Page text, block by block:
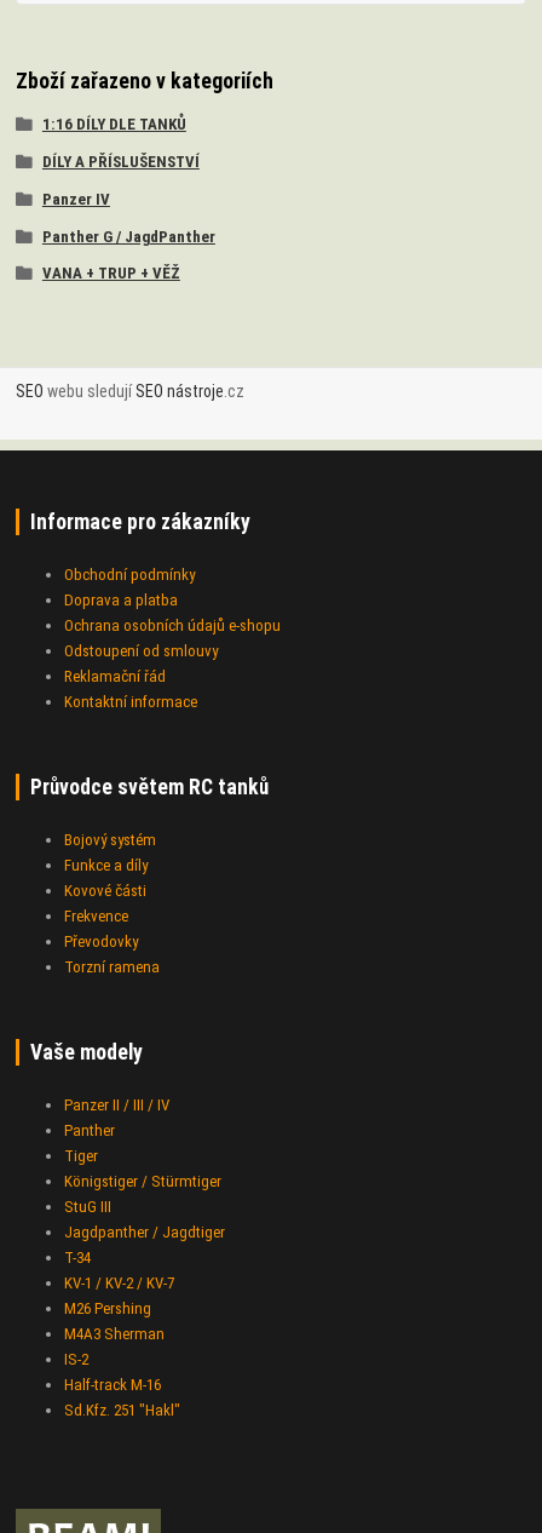
Zboží zařazeno v kategoriích
1:16 DÍLY DLE TANKŮ
DÍLY A PŘÍSLUŠENSTVÍ
Panzer IV
Panther G / JagdPanther
VANA + TRUP + VĚŽ
SEO webu sledujíSEO nástroje .cz
Informace pro zákazníky
Obchodní podmínky
Doprava a platba
Ochrana osobních údajů e-shopu
Odstoupení od smlouvy
Reklamační řád
Kontaktní informace
Průvodce světem RC tanků
Bojový systém
Funkce a díly
Kovové části
Frekvence
Převodovky
Torzní ramena
Vaše modely
Panzer II / III / IV
Panther
Tiger
Königstiger / Stürmtiger
StuG III
Jagdpanther / Jagdtiger
T-34
KV-1 / KV-2 / KV-7
M26 Pershing
M4A3 Sherman
IS-2
Half-track M-16
Sd.Kfz. 251 "Hakl"